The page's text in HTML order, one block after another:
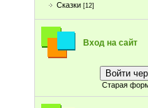
Сказки [12]
Вход на сайт
Войти
Старая